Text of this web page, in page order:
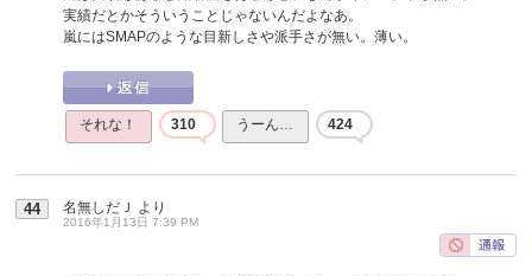
実績だとかそういうことじゃないんだよなあ。
嵐にはSMAPのような目新しさや派手さが無い。薄い。
それな！ 310 うーん… 424
44 名無しだＪ より
2016年1月13日 7:39 PM